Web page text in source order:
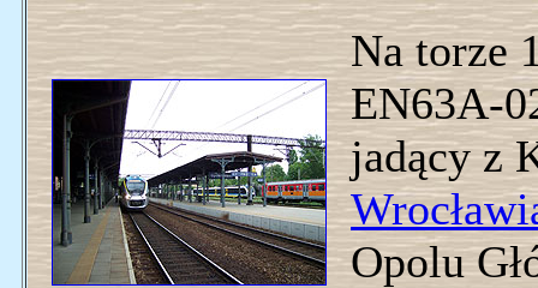
Na torze
EN63A-
jadący z
Opolu